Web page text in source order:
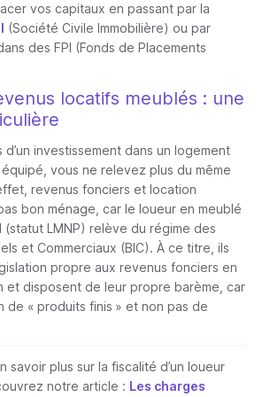
vos capitaux en passant par la
(Société Civile Immobilière) ou par
des FPI (Fonds de Placements
locatifs meublés : une
d’un investissement dans un logement
vous ne relevez plus du même
revenus fonciers et location
bon ménage, car le loueur en meublé
LMNP) relève du régime des
et Commerciaux (BIC). À ce titre, ils
propre aux revenus fonciers en
et disposent de leur propre barème, car
de « produits finis » et non pas de
savoir plus sur la fiscalité d’un loueur
notre article : Les charges